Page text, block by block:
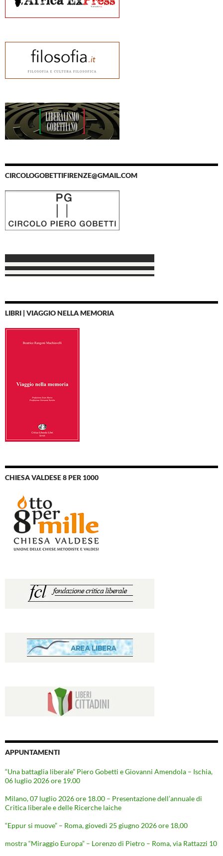
CIRCOLOGOBETTIFIRENZE@GMAIL.COM
LIBRI | VIAGGIO NELLA MEMORIA
CHIESA VALDESE 8 PER 1000
APPUNTAMENTI
“Una battaglia liberale” Piero Gobetti e Giovanni Amendola – Ischia,
06 luglio 2026 ore 19.00
Milano, 07 luglio 2026 ore 18.00 – Presentazione dell’annuale di
Critica liberale e delle Ricerche laiche
“Eppur si muove” – Roma, giovedì 25 giugno 2026 ore 18,00
mostra “Miraggio Europa” – Lorenzo di Pietro – Roma, via Rattazzi 10